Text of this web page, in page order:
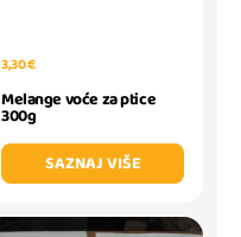
3,30 €
Melange voće za ptice
300g
SAZNAJ VIŠE